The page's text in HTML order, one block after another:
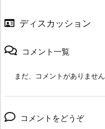
ディスカッション
コメント一覧
まだ、コメントがありません
コメントをどうぞ